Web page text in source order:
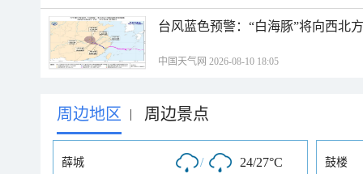
台风蓝色预警：“白海豚”将向西北
中国天气网 2026-08-10 18:05
周边地区 | 周边景点
薛城 / 24/27°C 鼓楼